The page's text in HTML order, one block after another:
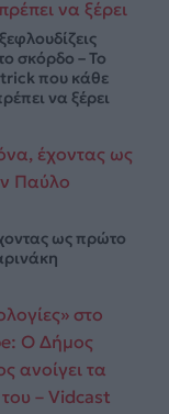
σκόρδο – Το
που κάθε
να ξέρει
ως πρώτο